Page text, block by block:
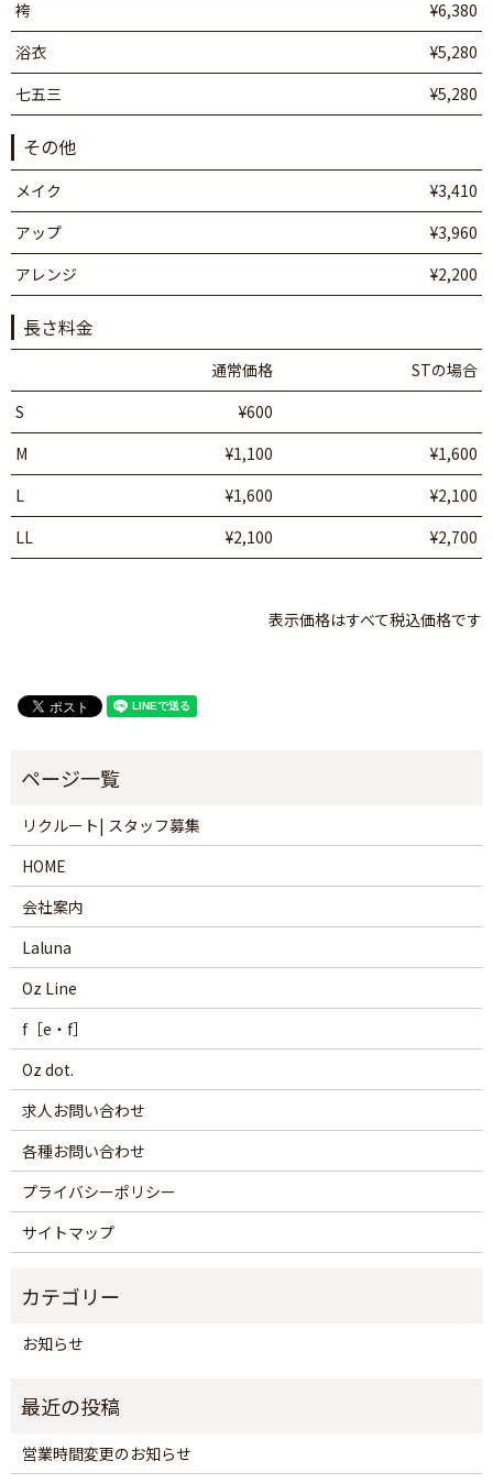
袴
¥6,380
浴衣
¥5,280
七五三
¥5,280
その他
メイク
¥3,410
アップ
¥3,960
アレンジ
¥2,200
長さ料金
通常価格
STの場合
S
¥600
M
¥1,100
¥1,600
L
¥1,600
¥2,100
LL
¥2,100 ¥2,700
表示価格はすべて税込価格です
リクルート| スタッフ募集
HOME
会社案内
Laluna
Oz Line
f［e・f］
Oz dot.
求人お問い合わせ
各種お問い合わせ
プライバシーポリシー
サイトマップ
お知らせ
営業時間変更のお知らせ